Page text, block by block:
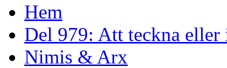
Hem
Del 979: Att teckna eller
Nimis & Arx